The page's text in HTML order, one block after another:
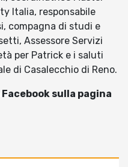
Italia, responsabile
compagna di studi e
Assessore Servizi
per Patrick e i saluti
di Casalecchio di Reno.
sulla pagina